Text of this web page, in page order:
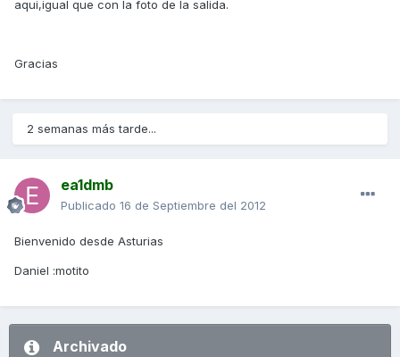
aqui,igual que con la foto de la salida.
Gracias
2 semanas más tarde...
ea1dmb
Publicado 16 de Septiembre del 2012
Bienvenido desde Asturias
Daniel :motito
Archivado